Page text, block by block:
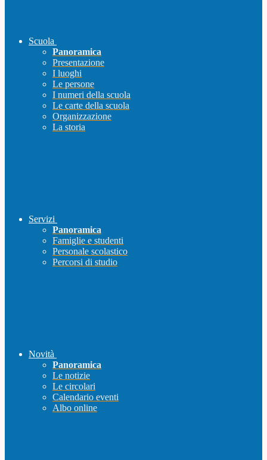
Scuola
Panoramica
Presentazione
I luoghi
Le persone
I numeri della scuola
Le carte della scuola
Organizzazione
La storia
Servizi
Panoramica
Famiglie e studenti
Personale scolastico
Percorsi di studio
Novità
Panoramica
Le notizie
Le circolari
Calendario eventi
Albo online